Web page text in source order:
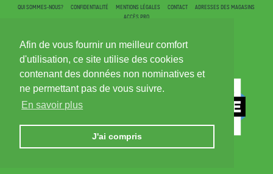
Afin de vous fournir un meilleur comfort
d'utilisation, ce site utilise des cookies
contenant des données non nominatives et
ne permettant pas de vous suivre.
En savoir plus
J'ai compris
QUI SOMMES-NOUS? CONFIDENTIALITÉ MENTIONS LÉGALES CONTACT
ADRESSES DES MAGASINS
ACCÈS PRO